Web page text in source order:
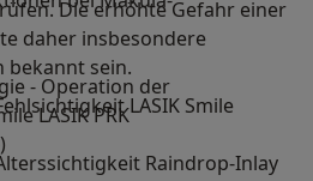
Die erhöhte Gefahr einer
daher insbesondere
bekannt sein.
- Operation der
LASIK PRKLASIK Smile
Raindrop-Inlay